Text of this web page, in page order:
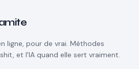
ligne, pour de vrai. Méthodes
et l'IA quand elle sert vraiment.